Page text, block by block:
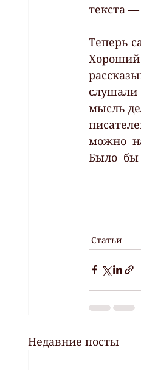
текста
Теперь
Хороший
слушали
мысль
можно
Было  бы
Статьи
Недавние посты